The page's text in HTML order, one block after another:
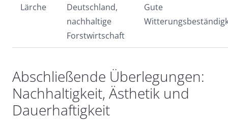
Lärche
Deutschland,
nachhaltige
Forstwirtschaft
Gute
Abschließende Überlegungen:
Nachhaltigkeit, Ästhetik und
Dauerhaftigkeit